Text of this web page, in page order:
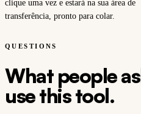
clique uma vez e estará na sua área de
transferência, pronto para colar.
QUESTIONS
What people
use this tool.